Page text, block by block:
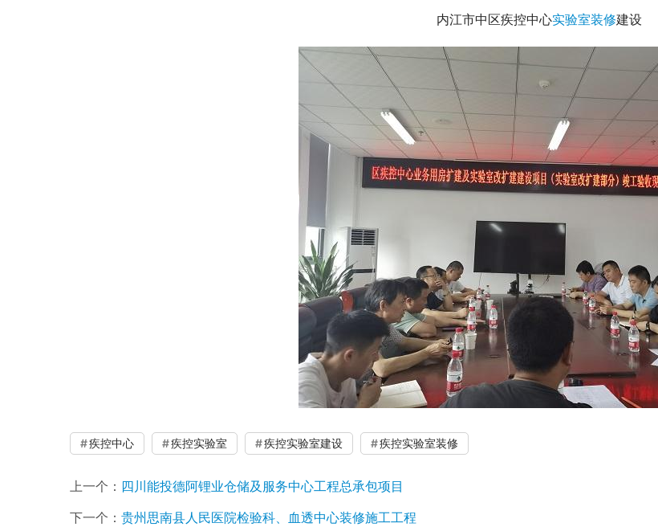
内江市中区疾控中心实验室装修建设
疾控中心 疾控实验室 疾控实验室建设 疾控实验室装修
上一个： 四川能投德阿锂业仓储及服务中心工程总承包项目
下一个： 贵州思南县人民医院检验科、血透中心装修施工工程